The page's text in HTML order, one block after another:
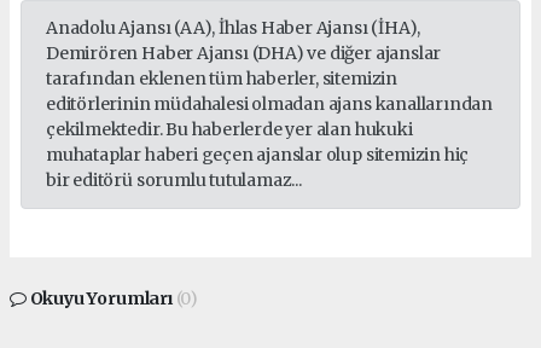
Anadolu Ajansı (AA), İhlas Haber Ajansı (İHA),
Demirören Haber Ajansı (DHA) ve diğer ajanslar
tarafından eklenen tüm haberler, sitemizin
editörlerinin müdahalesi olmadan ajans kanallarından
çekilmektedir. Bu haberlerde yer alan hukuki
muhataplar haberi geçen ajanslar olup sitemizin hiç
bir editörü sorumlu tutulamaz...
Okuyu Yorumları (0)